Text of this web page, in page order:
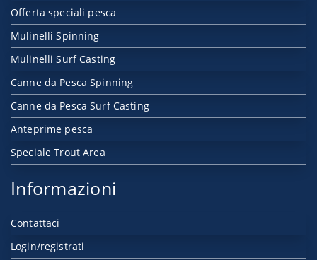
Offerta speciali pesca
Mulinelli Spinning
Mulinelli Surf Casting
Canne da Pesca Spinning
Canne da Pesca Surf Casting
Anteprime pesca
Speciale Trout Area
Informazioni
Contattaci
Login/registrati